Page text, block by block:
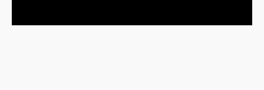
水觀浪恐重罰失血